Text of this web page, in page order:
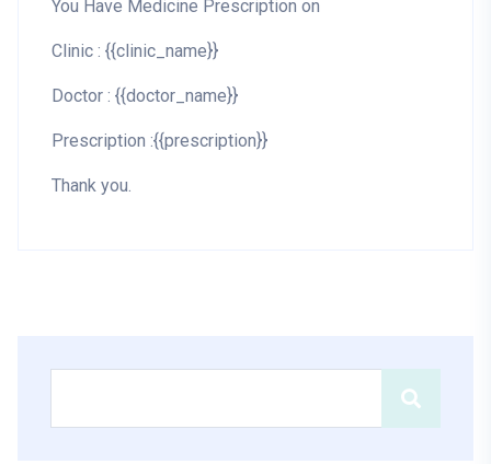
You Have Medicine Prescription on
Clinic : {{clinic_name}}
Doctor : {{doctor_name}}
Prescription :{{prescription}}
Thank you.